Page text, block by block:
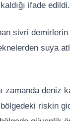
ifade edildi.
sivri
suya
zamanda deniz
riskin